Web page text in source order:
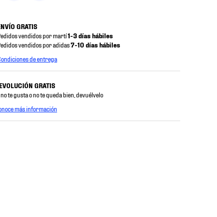
GRATIS
vendidos por martí1-3 días hábiles
vendidos por adidas7-10 días hábiles
de entrega
GRATIS
te gusta o no te queda bien, devuélvelo
más información